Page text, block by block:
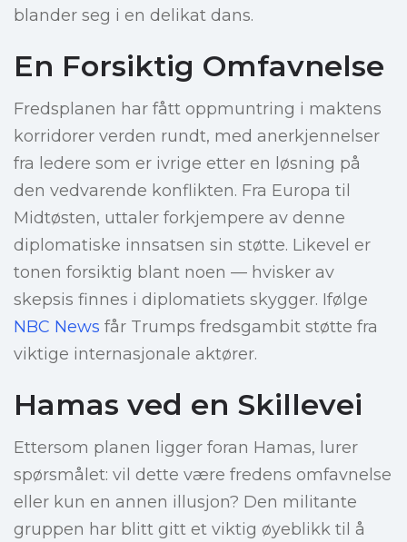
blander seg i en delikat dans.
En Forsiktig Omfavnelse
Fredsplanen har fått oppmuntring i maktens
korridorer verden rundt, med anerkjennelser
fra ledere som er ivrige etter en løsning på
den vedvarende konflikten. Fra Europa til
Midtøsten, uttaler forkjempere av denne
diplomatiske innsatsen sin støtte. Likevel er
tonen forsiktig blant noen — hvisker av
skepsis finnes i diplomatiets skygger. Ifølge
NBC News får Trumps fredsgambit støtte fra
viktige internasjonale aktører.
Hamas ved en Skillevei
Ettersom planen ligger foran Hamas, lurer
spørsmålet: vil dette være fredens omfavnelse
eller kun en annen illusjon? Den militante
gruppen har blitt gitt et viktig øyeblikk til å